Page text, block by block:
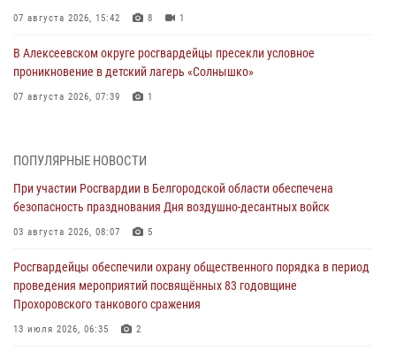
07 августа 2026, 15:42 8 1
В Алексеевском округе росгвардейцы пресекли условное
проникновение в детский лагерь «Солнышко»
07 августа 2026, 07:39 1
Подвиги героев‑росгвардейцев увековечили в новой музейной
экспозиции белгородского музея‑диорамы «Курская битва.
06 августа 2026, 12:05 3
В Белгороде росгвардейцы проверяют готовность спортивных школ
областного центра к новому учебному году
ПОПУЛЯРНЫЕ НОВОСТИ
При участии Росгвардии в Белгородской области обеспечена
безопасность празднования Дня воздушно-десантных войск
03 августа 2026, 08:07 5
Росгвардейцы обеспечили охрану общественного порядка в период
проведения мероприятий посвящённых 83 годовщине
Прохоровского танкового сражения
13 июля 2026, 06:35 2